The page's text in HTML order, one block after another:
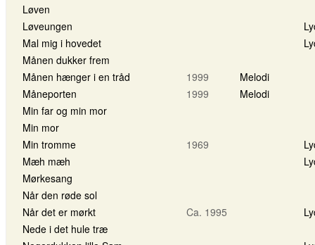
Løven
Løveungen
Mal mig i hovedet
Månen dukker frem
Månen hænger i en tråd
1999
Melodi
Måneporten
1999
Melodi
Min far og min mor
Min mor
Min tromme
1969
Mæh mæh
Mørkesang
Når den røde sol
Når det er mørkt
Ca. 1995
Nede i det hule træ